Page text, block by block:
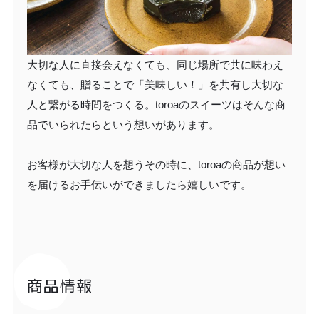
大切な人に直接会えなくても、同じ場所で共に味わえ
なくても、贈ることで「美味しい！」を共有し大切な
人と繋がる時間をつくる。toroaのスイーツはそんな商
品でいられたらという想いがあります。
お客様が大切な人を想うその時に、toroaの商品が想い
を届けるお手伝いができましたら嬉しいです。
商品情報